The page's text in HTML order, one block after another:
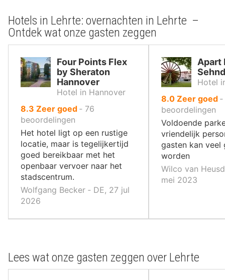
Hotels in Lehrte: overnachten in Lehrte –
Ontdek wat onze gasten zeggen
Four Points Flex
by Sheraton
Hannover
Hotel in Hannover
8.3 uit
10
Zeer goed ‐ 76
beoordelingen
Het hotel ligt op een rustige
locatie, maar is tegelijkertijd
goed bereikbaar met het
openbaar vervoer naar het
stadscentrum.
Wolfgang Becker ‐ DE, 27 jul
2026
Apart
Hotel
8.0uit
10
,
Zeer goed ‐
beoordelingen
Voldoende
vriendelijk
gasten kan veel
worden
Wilco van
mei 2023
Lees wat onze gasten zeggen over Lehrte